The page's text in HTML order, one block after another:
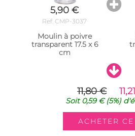
5,90 €
Ref. CMP-3037
Moulin à poivre
transparent 17.5 x 6
cm
11,80 €
Soit0,59 €(5%)